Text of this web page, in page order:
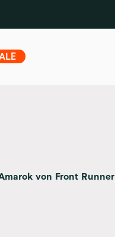
von Front Runner